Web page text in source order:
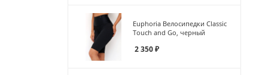
Euphoria Велосипедки Classic
Touch and Go, черный
2 350₽